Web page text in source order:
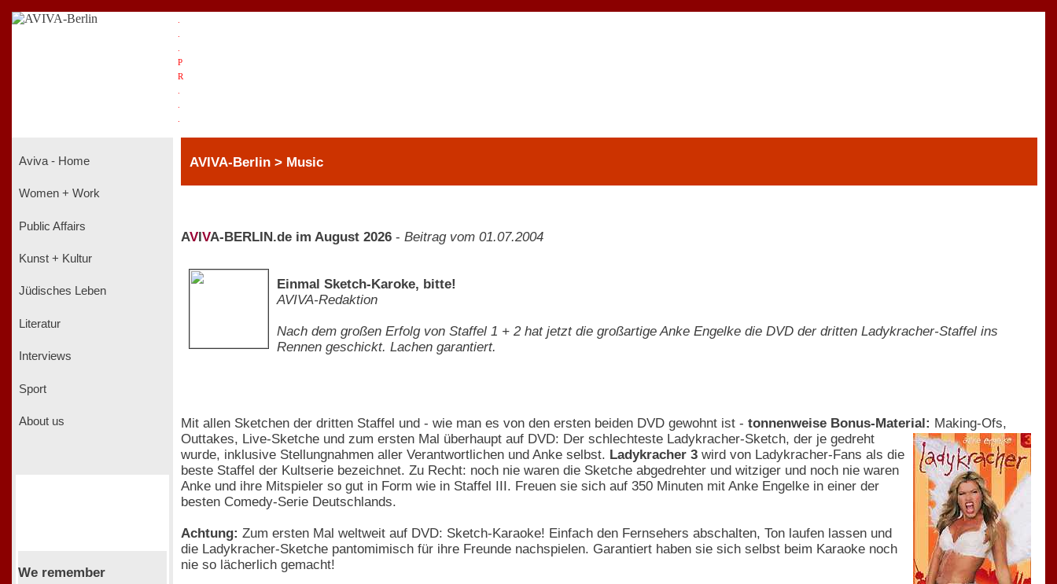
P
R
Aviva - Home
Women + Work
Public Affairs
Kunst + Kultur
Jüdisches Leben
Literatur
Interviews
Sport
About us
We remember
AVIVA-Berlin > Music
AV VA-BERLIN.de im August 2026 - Beitrag vom 01.07.2004
Einmal Sketch-Karoke, bitte!
AVIVA-Redaktion
Nach dem großen Erfolg von Staffel 1 + 2 hat jetzt die großartige Anke Engelke die DVD der dritten Ladykracher-Staffel ins
Rennen geschickt. Lachen garantiert.
Mit allen Sketchen der dritten Staffel und - wie man es von den ersten beiden DVD gewohnt ist - tonnenweise Bonus-Material: Making-Ofs,
Outtakes, Live-Sketche und zum ersten Mal überhaupt auf DVD: Der schlechteste Ladykracher-Sketch, der je gedreht
wurde, inklusive Stellungnahmen aller Verantwortlichen und Anke selbst. Ladykracher 3 wird von Ladykracher-Fans als die
beste Staffel der Kultserie bezeichnet. Zu Recht: noch nie waren die Sketche abgedrehter und witziger und noch nie waren
Anke und ihre Mitspieler so gut in Form wie in Staffel III. Freuen sie sich auf 350 Minuten mit Anke Engelke in einer der
besten Comedy-Serie Deutschlands.
Achtung: Zum ersten Mal weltweit auf DVD: Sketch-Karaoke! Einfach den Fernsehers abschalten, Ton laufen lassen und
die Ladykracher-Sketche pantomimisch für ihre Freunde nachspielen. Garantiert haben sie sich selbst beim Karaoke noch
nie so lächerlich gemacht!